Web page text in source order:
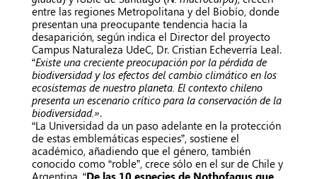
entre las regiones Metropolitana y del Biobío, donde
presentan una preocupante tendencia hacia la
desaparición, según indica el Director del proyecto
Campus Naturaleza UdeC, Dr. Cristian Echeverría Leal.
“Existe una creciente preocupación por la pérdida de
biodiversidad y los efectos del cambio climático en los
ecosistemas de nuestro planeta. El contexto chileno
presenta un escenario crítico para la conservación de la
biodiversidad.».
“La Universidad da un paso adelante en la protección
de estas emblemáticas especies”, sostiene el
académico, añadiendo que el género, también
conocido como “roble”, crece sólo en el sur de Chile y